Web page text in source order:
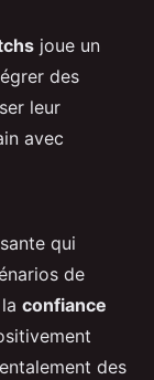
joue un
des
leur
avec
qui
de
confiance
des